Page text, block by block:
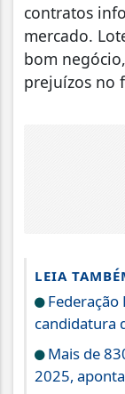
contratos
mercado.
bom
prejuízos no
LEIA
Federação
candidatura
Mais de
2025,